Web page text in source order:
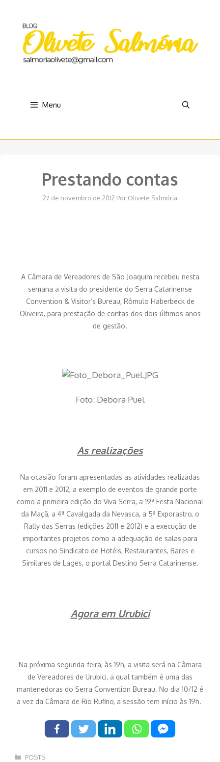
conteúdo
Menu
Prestando contas
27 de novembro de 2012 Por Olivete Salmória
A Câmara de Vereadores de São Joaquim recebeu nesta
semana a visita do presidente do Serra Catarinense
Convention & Visitor’s Bureau, Rômulo Haberbeck de
Oliveira, para prestação de contas dos dois últimos anos
de gestão.
Foto: Debora Puel
As realizações
Na ocasião foram apresentadas as atividades realizadas
em 2011 e 2012, a exemplo de eventos de grande porte
como a primeira edição do Viva Serra, a 19ª Festa Nacional
da Maçã, a 4ª Cavalgada da Nevasca, a 5ª Exporastro, o
Rally das Serras (edições 2011 e 2012) e a execução de
importantes projetos como a adequação de salas para
cursos no Sindicato de Hotéis, Restaurantes, Bares e
Similares de Lages, o portal Destino Serra Catarinense.
Agora em Urubici
Na próxima segunda-feira, às 19h, a visita será na Câmara
de Vereadores de Urubici, a qual também é uma das
mantenedoras do Serra Convention Bureau. No dia 10/12 é
a vez da Câmara de Rio Rufino, a sessão tem início às 19h.
Categorias
POSTS